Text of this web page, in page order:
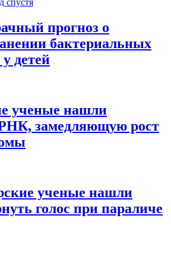
спустя
прогноз о
бактериальных
детей
ученые нашли
замедляющую рост
ученые нашли
голос при параличе